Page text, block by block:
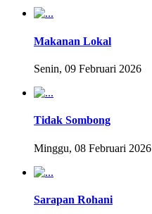
Makanan Lokal
Senin, 09 Februari 2026
Tidak Sombong
Minggu, 08 Februari 2026
Sarapan Rohani